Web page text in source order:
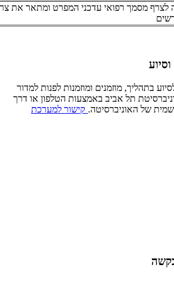
לצרף מסמך רפואי עדכני המפרט ומתאר את
בתהליך, מוזמנים ומוזמנות לפנות למדור
תל אביב באמצעות הטלפון או דרך
של האוניברסיטה. קישור למערכת